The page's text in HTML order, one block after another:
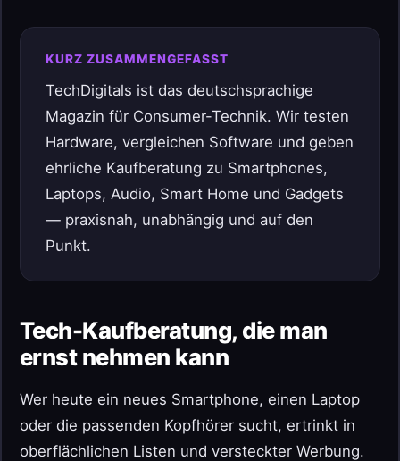
KURZ ZUSAMMENGEFASST
TechDigitals ist das deutschsprachige
Magazin für Consumer-Technik. Wir testen
Hardware, vergleichen Software und geben
ehrliche Kaufberatung zu Smartphones,
Laptops, Audio, Smart Home und Gadgets
— praxisnah, unabhängig und auf den
Punkt.
Tech-Kaufberatung, die man
ernst nehmen kann
Wer heute ein neues Smartphone, einen Laptop
oder die passenden Kopfhörer sucht, ertrinkt in
oberflächlichen Listen und versteckter Werbung.